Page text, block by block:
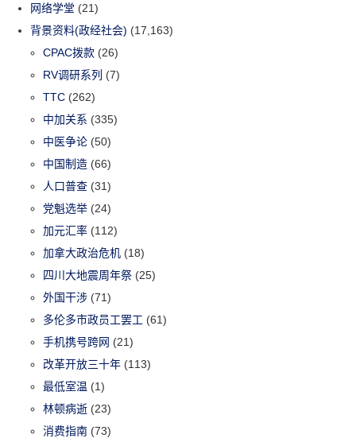
网络学堂 (21)
背景资料(政经社会) (17,163)
CPAC拨款 (26)
RV调研系列 (7)
TTC (262)
中加关系 (335)
中医争论 (50)
中国制造 (66)
人口普查 (31)
党魁选举 (24)
加元汇率 (112)
加拿大政治危机 (18)
四川大地震周年祭 (25)
外国干涉 (71)
多伦多市政员工罢工 (61)
手机携号跨网 (21)
改革开放三十年 (113)
最低室温 (1)
林顿病逝 (23)
消费指南 (73)